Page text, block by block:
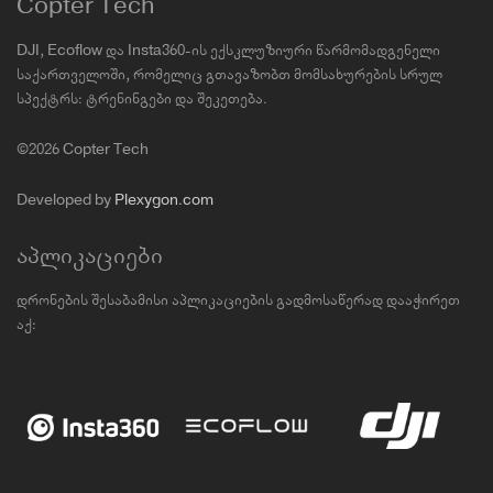
Copter Tech
DJI, Ecoflow და Insta360-ის ექსკლუზიური წარმომადგენელი
საქართველოში, რომელიც გთავაზობთ მომსახურების სრულ
სპექტრს: ტრენინგები და შეკეთება.
©2026 Copter Tech
Developed by Plexygon.com
აპლიკაციები
დრონების შესაბამისი აპლიკაციების გადმოსაწერად დააჭირეთ
აქ: